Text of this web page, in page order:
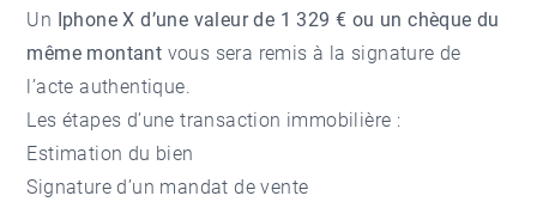
Un Iphone X d’une valeur de 1 329 € ou un chèque du
même montant vous sera remis à la signature de
l’acte authentique.
Les étapes d’une transaction immobilière :
Estimation du bien
Signature d’un mandat de vente